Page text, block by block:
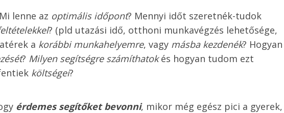
lenne az optimális időpont? Mennyi időt szeretnék-tudok
? (pld utazási idő, otthoni munkavégzés lehetősége,
a korábbi munkahelyemre, vagy másba kezdenék? Hogyan
? Milyen segítségre számíthatokés hogyan tudom ezt
költségei?
érdemes segítőket bevonni, mikor még egész pici a gyerek,